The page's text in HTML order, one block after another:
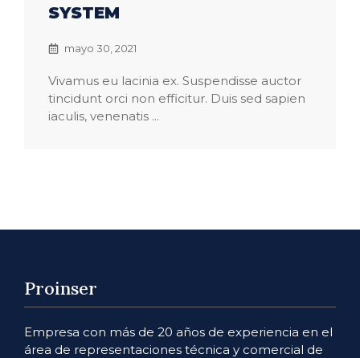
SYSTEM
mayo 30, 2021
Vivamus eu lacinia ex. Suspendisse auctor
tincidunt orci non efficitur. Duis sed sapien
iaculis, venenatis ...
Proinser
Empresa con más de 20 años de experiencia en el
área de representaciones técnica y comercial de